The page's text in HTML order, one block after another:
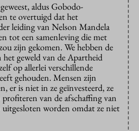
aldus Gobodo-
te overtuigd dat het
leiding van Nelson Mandela
tot een samenleving die met
zijn gekomen. We hebben de
geweld van de Apartheid
op allerlei verschillende
gehouden. Mensen zijn
er is niet in ze geïnvesteerd, ze
van de afschaffing van
uitgesloten worden omdat ze niet